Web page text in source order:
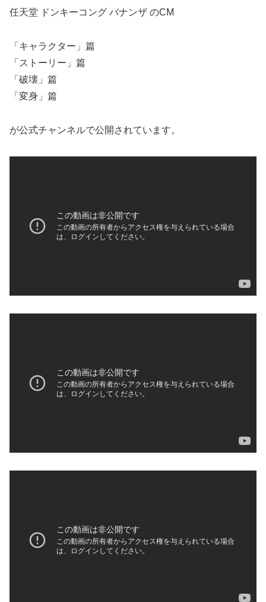
任天堂 ドンキーコング バナンザ のCM
「キャラクター」篇
「ストーリー」篇
「破壊」篇
「変身」篇
が公式チャンネルで公開されています。